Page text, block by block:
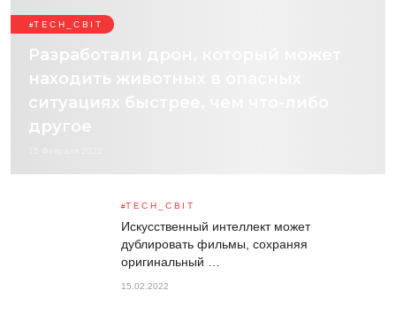
TECH_СВІТ
Разработали дрон, который может
находить животных в опасных
ситуациях быстрее, чем что-либо
другое
TECH_СВІТ
Искусственный интеллект может
дублировать фильмы, сохраняя
оригинальный …
15.02.2022